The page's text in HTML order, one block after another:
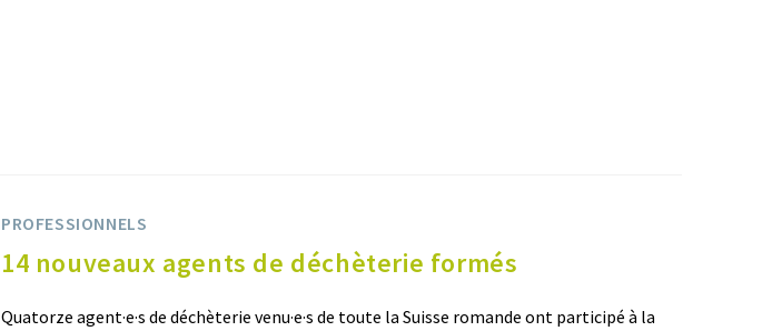
PROFESSIONNELS
14 nouveaux agents de déchèterie formés
Quatorze agent·e·s de déchèterie venu·e·s de toute la Suisse romande ont participé à la